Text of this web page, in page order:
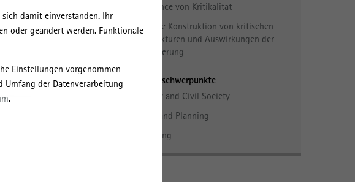
damit einverstanden. Ihr
oder geändert werden. Funktionale
Einstellungen vorgenommen
der Datenverarbeitung
.
und
Projekt
typischerweise
inwiefern Krisen
Projekt auf die Rolle
bereits
zur Corona-
Pandemie und der
erklärt er, wie
wirksam wird –
Governance von Kritikalität
Politische Konstruktion von kritischen
Infrastrukturen und Auswirkungen der
Digitalisierung
Forschungsschwerpunkte
Economy and Civil Society
Politics and Planning
Verwaltung